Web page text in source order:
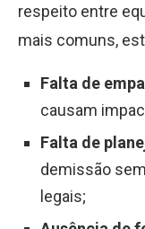
respeito entre
mais comuns,
Falta de
causam
Falta de
demissão
legais;